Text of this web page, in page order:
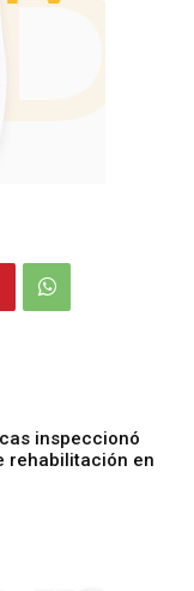
inspeccionó
rehabilitación en